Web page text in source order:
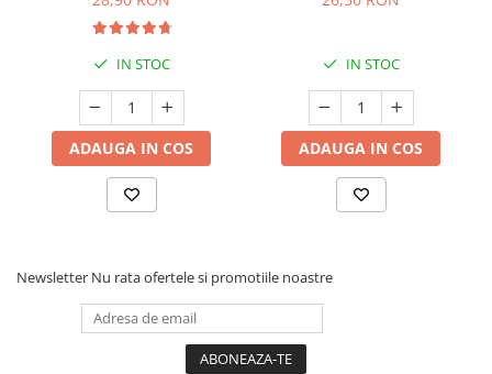
IN STOC
ADAUGA IN COS
IN STOC
ADAUGA IN COS
Newsletter Nu rata ofertele si promotiile noastre